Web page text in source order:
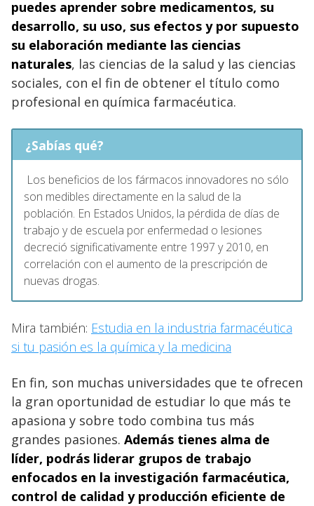
puedes aprender sobre medicamentos, su
desarrollo, su uso, sus efectos y por supuesto
su elaboración mediante las ciencias
naturales, las ciencias de la salud y las ciencias
sociales, con el fin de obtener el título como
profesional en química farmacéutica.
¿Sabías qué?
Los beneficios de los fármacos innovadores no sólo
son medibles directamente en la salud de la
población. En Estados Unidos, la pérdida de días de
trabajo y de escuela por enfermedad o lesiones
decreció significativamente entre 1997 y 2010, en
correlación con el aumento de la prescripción de
nuevas drogas.
Mira también: Estudia en la industria farmacéutica
si tu pasión es la química y la medicina
En fin, son muchas universidades que te ofrecen
la gran oportunidad de estudiar lo que más te
apasiona y sobre todo combina tus más
grandes pasiones. Además tienes alma de
líder, podrás liderar grupos de trabajo
enfocados en la investigación farmacéutica,
control de calidad y producción eficiente de